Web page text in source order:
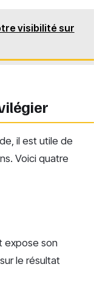
visibilité sur
il est utile de
Voici quatre
expose son
le résultat